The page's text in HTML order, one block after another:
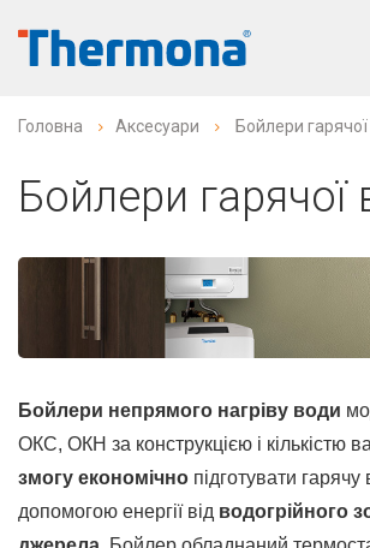
Головна Аксесуари Бойлери
Бойлери гарячої
Бойлери непрямого нагріву води
ОКС, ОКН за конструкцією і кількістю
змогу економічно підготувати гарячу
допомогою енергії від водогрійного